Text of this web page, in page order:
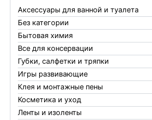
Аксессуары для ванной и туалета
Без категории
Бытовая химия
Все для консервации
Губки, салфетки и тряпки
Игры развивающие
Клея и монтажные пены
Косметика и уход
Ленты и изоленты